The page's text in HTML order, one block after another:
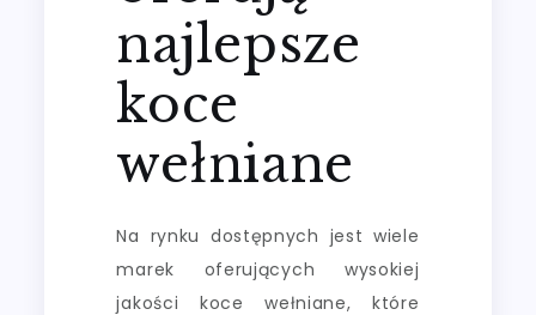
najlepsze
koce
wełniane
Na rynku dostępnych jest wiele
marek oferujących wysokiej
jakości koce wełniane, które